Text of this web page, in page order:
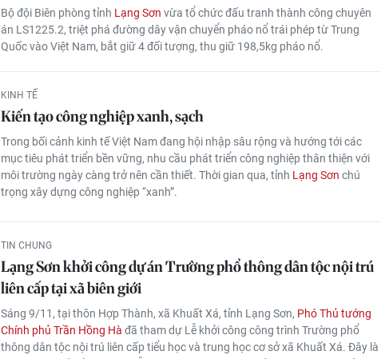
Bộ đội Biên phòng tỉnh Lạng Sơn vừa tổ chức đấu tranh thành công chuyên
án LS1225.2, triệt phá đường dây vận chuyển pháo nổ trái phép từ Trung
Quốc vào Việt Nam, bắt giữ 4 đối tượng, thu giữ 198,5kg pháo nổ.
KINH TẾ
Kiến tạo công nghiệp xanh, sạch
Trong bối cảnh kinh tế Việt Nam đang hội nhập sâu rộng và hướng tới các
mục tiêu phát triển bền vững, nhu cầu phát triển công nghiệp thân thiện với
môi trường ngày càng trở nên cần thiết. Thời gian qua, tỉnh Lạng Sơn chú
trọng xây dựng công nghiệp “xanh”.
TIN CHUNG
Lạng Sơn khởi công dự án Trường phổ thông dân tộc nội trú
liên cấp tại xã biên giới
Sáng 9/11, tại thôn Hợp Thành, xã Khuất Xá, tỉnh Lạng Sơn, Phó Thủ tướng
Chính phủ Trần Hồng Hà đã tham dự Lễ khởi công công trình Trường phổ
thông dân tộc nội trú liên cấp tiểu học và trung học cơ sở xã Khuất Xá. Đây là